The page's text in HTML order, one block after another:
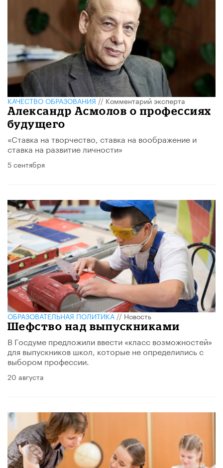
КАЧЕСТВО ОБРАЗОВАНИЯ//Комментарий эксперта
Александр Асмолов о профессиях
будущего
«Ставка на творчество, ставка на воображение и
ставка на развитие личности»
5 сентября
ОБРАЗОВАТЕЛЬНАЯ ПОЛИТИКА//Новость
Шефство над выпускниками
В Госдуме предложили ввести «класс возможностей»
для выпускников школ, которые не определились с
выбором профессии.
20 августа